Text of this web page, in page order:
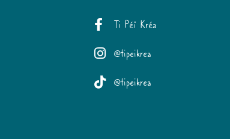
Ti Péï Kréa
@tipeikrea
@tipeikrea